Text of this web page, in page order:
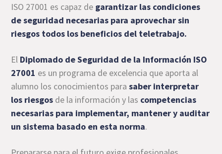
ISO 27001 es capaz de garantizar las condiciones
de seguridad necesarias para aprovechar sin
riesgos todos los beneficios del teletrabajo.
El Diplomado de Seguridad de la Información ISO
27001 es un programa de excelencia que aporta al
alumno los conocimientos parasaber interpretar
los riesgos de la información y las competencias
necesarias para implementar, mantener y auditar
un sistema basado en esta norma.